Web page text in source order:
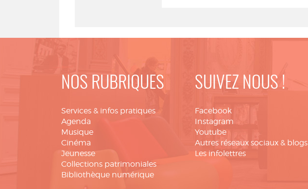
NOS RUBRIQUES
Services & infos pratiques
Agenda
Musique
Cinéma
Jeunesse
Collections patrimoniales
Bibliothèque numérique
SUIVEZ NOUS !
Facebook
Instagram
Youtube
Autres réseaux sociaux & blogs
Les infolettres